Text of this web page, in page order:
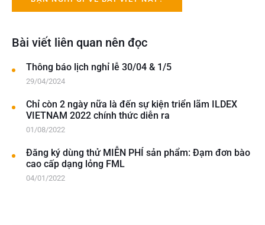
Bài viết liên quan nên đọc
Thông báo lịch nghỉ lễ 30/04 & 1/5
29/04/2024
Chỉ còn 2 ngày nữa là đến sự kiện triển lãm ILDEX
VIETNAM 2022 chính thức diễn ra
01/08/2022
Đăng ký dùng thử MIỄN PHÍ sản phẩm: Đạm đơn bào
cao cấp dạng lỏng FML
04/01/2022